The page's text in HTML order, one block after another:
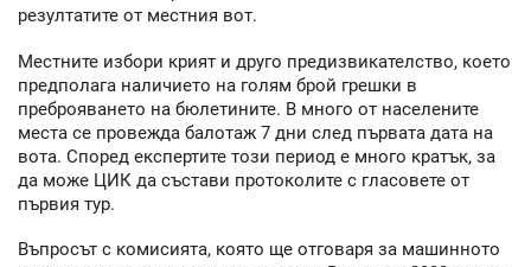
резултатите от местния вот.
Местните избори крият и друго предизвикателство, което
предполага наличието на голям брой грешки в
преброяването на бюлетините. В много от населените
места се провежда балотаж 7 дни след първата дата на
вота. Според експертите този период е много кратък, за
да може ЦИК да състави протоколите с гласовете от
първия тур.
Въпросът с комисията, която ще отговаря за машинното